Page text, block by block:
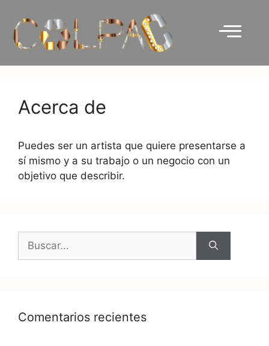
Acerca de
Puedes ser un artista que quiere presentarse a
sí mismo y a su trabajo o un negocio con un
objetivo que describir.
Comentarios recientes